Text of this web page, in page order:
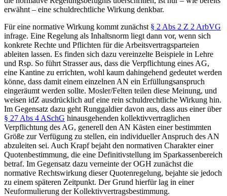
erwähnt – eine schuldrechtliche Wirkung denkbar.
Für eine normative Wirkung kommt zunächst § 2 Abs 2 Z 2 ArbVG
infrage. Eine Regelung als Inhaltsnorm liegt dann vor, wenn sich
konkrete Rechte und Pflichten für die Arbeitsvertragsparteien
ableiten lassen. Es finden sich dazu vereinzelte Beispiele in Lehre
und Rsp. So führt Strasseraus, dass die Verpflichtung eines AG,
eine Kantine zu errichten, wohl kaum dahingehend gedeutet werden
könne, dass damit einem einzelnen AN ein Erfüllungsanspruch
eingeräumt werden sollte. Mosler/Felten teilen diese Meinung, und
weisen idZ ausdrücklich auf eine rein schuldrechtliche Wirkung hin.
Im Gegensatz dazu geht Runggaldierdavon aus, dass aus einer über
§ 27 Abs 4 ASchG hinausgehenden kollektivvertraglichen
Verpflichtung des AG, generell den AN Kästen einer bestimmten
Größe zur Verfügung zu stellen, ein individueller Anspruch des AN
abzuleiten sei. Auch Krapfbejaht den normativen Charakter einer
Quotenbestimmung, die eine Definitivstellung im Sparkassenbereich
betraf. Im Gegensatz dazu verneinte derOGH zunächst die
normative Rechtswirkung dieser Quotenregelung, bejahte sie jedoch
zu einem späteren Zeitpunkt. Der Grund hierfür lag in einer
Neuformulierung der Kollektivvertragsbestimmung.